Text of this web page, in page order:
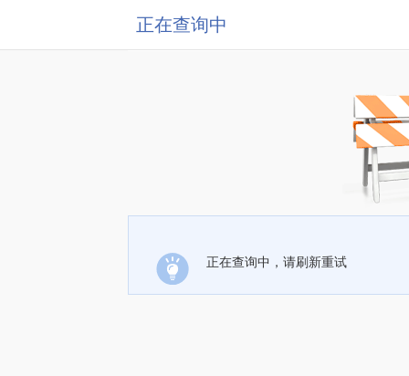
正在查询中
正在查询中，请刷新重试